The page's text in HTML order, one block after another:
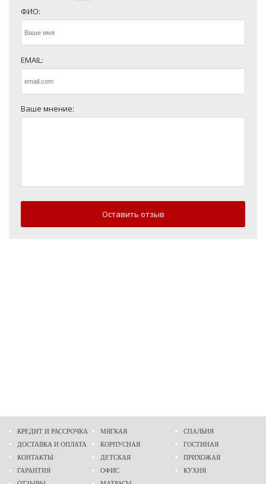
ФИО:
EMAIL:
Ваше мнение:
Оставить отзыв
КРЕДИТ И РАССРОЧКА
ДОСТАВКА И ОПЛАТА
КОНТАКТЫ
ГАРАНТИЯ
МЯГКАЯ
КОРПУСНАЯ
ДЕТСКАЯ
ОФИС
СПАЛЬНЯ
ГОСТИНАЯ
ПРИХОЖАЯ
КУХНЯ